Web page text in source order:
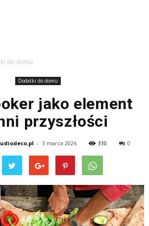
do domu
Dodatki do domu
jako element
przyszłości
- 3 marca 2026 310 0